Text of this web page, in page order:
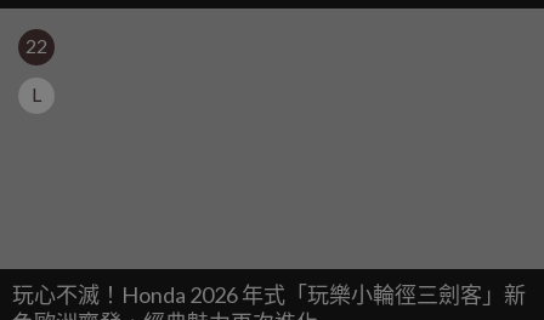
22
L
玩心不滅！Honda 2026 年式「玩樂小輪徑三劍客」新